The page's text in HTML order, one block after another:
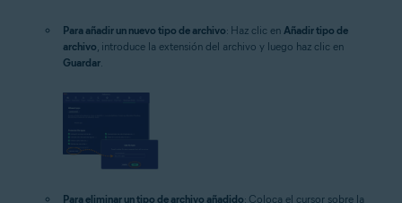
Para añadir un nuevo tipo de archivo: Haz clic en Añadir tipo de
archivo , introduce la extensión del archivo y luego haz clic en
Guardar
Para eliminar un tipo de archivo añadido: Coloca el cursor sobre la